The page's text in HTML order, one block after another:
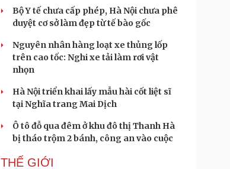
Bộ Y tế chưa cấp phép, Hà Nội chưa phê
duyệt cơ sở làm đẹp từ tế bào gốc
Nguyên nhân hàng loạt xe thủng lốp
trên cao tốc: Nghi xe tải làm rơi vật
nhọn
Hà Nội triển khai lấy mẫu hài cốt liệt sĩ
tại Nghĩa trang Mai Dịch
Ô tô đỗ qua đêm ở khu đô thị Thanh Hà
bị tháo trộm 2 bánh, công an vào cuộc
THẾ GIỚI